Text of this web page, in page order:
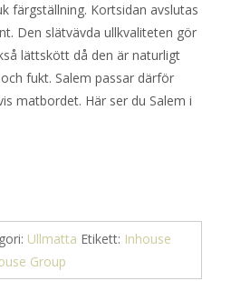
färgställning. Kortsidan avslutas
Den slätvävda ullkvaliteten gör
lättskött då den är naturligt
fukt. Salem passar därför
matbordet. Här ser du Salem i
Ullmatta Etikett: Inhouse
Group